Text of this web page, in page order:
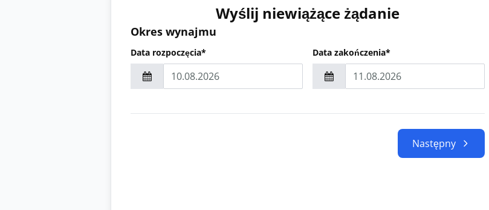
Wyślij niewiążące żądanie
Okres wynajmu
Data rozpoczęcia* Data zakończenia*
Następny